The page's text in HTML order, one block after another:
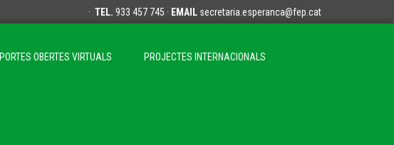
· TEL. 933 457 745 · EMAIL secretaria.esperanca@fep.cat
PORTES OBERTES VIRTUALS PROJECTES INTERNACIONALS